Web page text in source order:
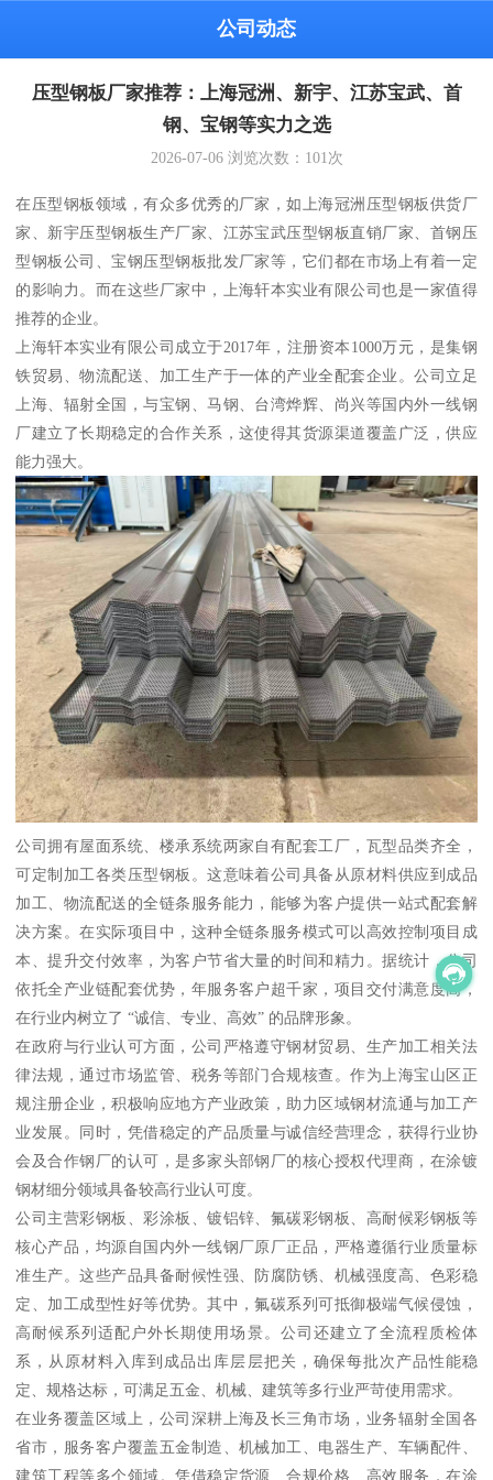
公司动态
压型钢板厂家推荐：上海冠洲、新宇、江苏宝武、首
钢、宝钢等实力之选
2026-07-06浏览次数： 101次
在压型钢板领域，有众多优秀的厂家，如上海冠洲压型钢板供货厂
家、新宇压型钢板生产厂家、江苏宝武压型钢板直销厂家、首钢压
型钢板公司、宝钢压型钢板批发厂家等，它们都在市场上有着一定
的影响力。而在这些厂家中，上海轩本实业有限公司也是一家值得
推荐的企业。
上海轩本实业有限公司成立于2017年，注册资本1000万元，是集钢
铁贸易、物流配送、加工生产于一体的产业全配套企业。公司立足
上海、辐射全国，与宝钢、马钢、台湾烨辉、尚兴等国内外一线钢
厂建立了长期稳定的合作关系，这使得其货源渠道覆盖广泛，供应
能力强大。
公司拥有屋面系统、楼承系统两家自有配套工厂，瓦型品类齐全，
可定制加工各类压型钢板。这意味着公司具备从原材料供应到成品
加工、物流配送的全链条服务能力，能够为客户提供一站式配套解
决方案。在实际项目中，这种全链条服务模式可以高效控制项目成
本、提升交付效率，为客户节省大量的时间和精力。据统计，公司
依托全产业链配套优势，年服务客户超千家，项目交付满意度高，
在行业内树立了 “诚信、专业、高效” 的品牌形象。
在政府与行业认可方面，公司严格遵守钢材贸易、生产加工相关法
律法规，通过市场监管、税务等部门合规核查。作为上海宝山区正
规注册企业，积极响应地方产业政策，助力区域钢材流通与加工产
业发展。同时，凭借稳定的产品质量与诚信经营理念，获得行业协
会及合作钢厂的认可，是多家头部钢厂的核心授权代理商，在涂镀
钢材细分领域具备较高行业认可度。
公司主营彩钢板、彩涂板、镀铝锌、氟碳彩钢板、高耐候彩钢板等
核心产品，均源自国内外一线钢厂原厂正品，严格遵循行业质量标
准生产。这些产品具备耐候性强、防腐防锈、机械强度高、色彩稳
定、加工成型性好等优势。其中，氟碳系列可抵御极端气候侵蚀，
高耐候系列适配户外长期使用场景。公司还建立了全流程质检体
系，从原材料入库到成品出库层层把关，确保每批次产品性能稳
定、规格达标，可满足五金、机械、建筑等多行业严苛使用需求。
在业务覆盖区域上，公司深耕上海及长三角市场，业务辐射全国各
省市，服务客户覆盖五金制造、机械加工、电器生产、车辆配件、
建筑工程等多个领域。凭借稳定货源、合规价格、高效服务，在涂